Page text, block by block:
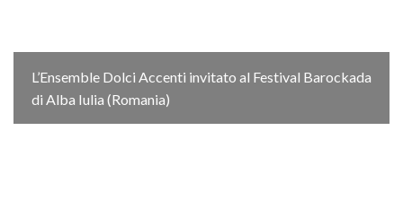
L’Ensemble Dolci Accenti invitato al Festival Barockada
di Alba Iulia (Romania)